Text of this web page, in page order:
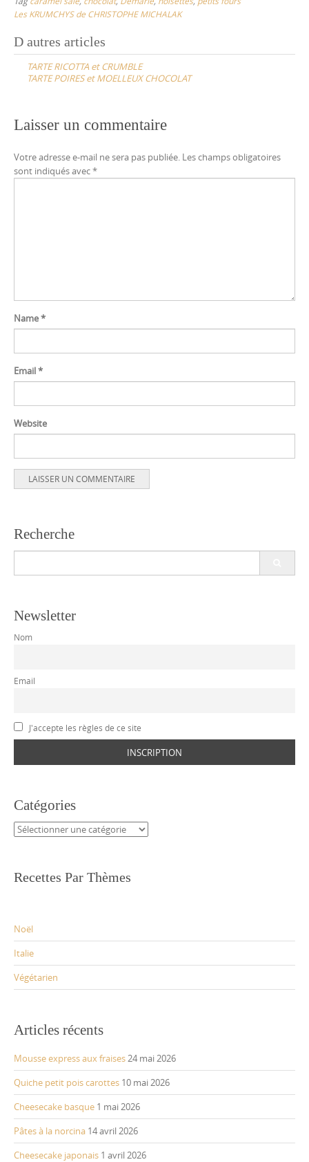
Les KRUMCHYS de CHRISTOPHE MICHALAK
Post
navigation
D autres articles
TARTE RICOTTA et CRUMBLE
TARTE POIRES et MOELLEUX CHOCOLAT
Laisser un commentaire
Votre adresse e-mail ne sera pas publiée. Les champs obligatoires
sont indiqués avec*
Name*
Email*
Website
Recherche
Newsletter
Nom
Email
J'accepte les règles de ce site
Catégories
Catégories
Recettes Par Thèmes
Noël
Italie
Végétarien
Articles récents
Mousse express aux fraises24 mai 2026
Quiche petit pois carottes 10 mai 2026
Cheesecake basque 1 mai 2026
Pâtes à la norcina 14 avril 2026
Cheesecake japonais 1 avril 2026